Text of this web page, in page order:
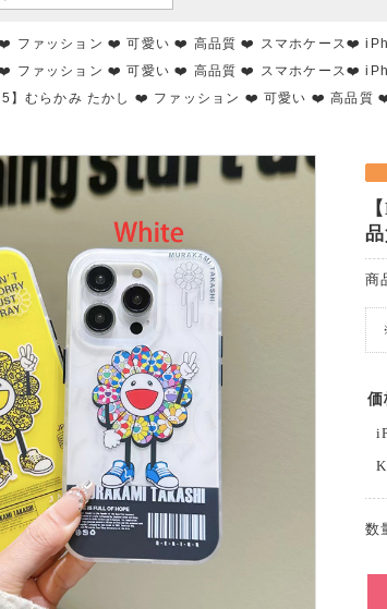
❤️ ファッション ❤️ 可愛い ❤️ 高品質 ❤️ スマホケース❤️
❤️ ファッション ❤️ 可愛い ❤️ 高品質 ❤️ スマホケース❤️
】むらかみ たかし ❤️ ファッション ❤️ 可愛い ❤️ 高品
商
価
数